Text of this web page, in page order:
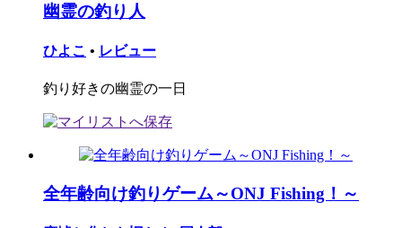
幽霊の釣り人
ひよこ • レビュー
釣り好きの幽霊の一日
全年齢向け釣りゲーム～ONJ Fishing！～